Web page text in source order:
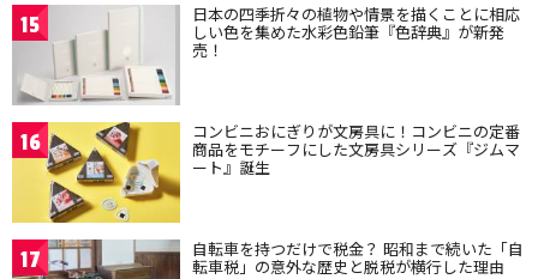
15 日本の四季折々の植物や情景を描くことに相応
しい色を集めた水彩色鉛筆『色辞典』が新発
売！
16 コンビニおにぎりが文房具に！コンビニの定番
商品をモチーフにした文房具シリーズ『ジムマ
ート』誕生
17 自転車を持つだけで税金？ 昭和まで続いた「自
転車税」の意外な歴史と脱税が横行した理由